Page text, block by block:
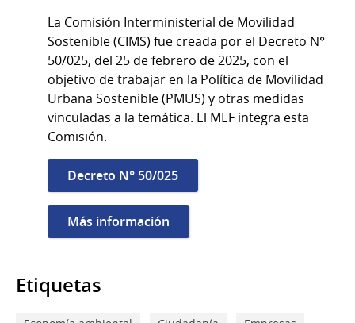
La Comisión Interministerial de Movilidad
Sostenible (CIMS) fue creada por el Decreto N°
50/025, del 25 de febrero de 2025, con el
objetivo de trabajar en la Política de Movilidad
Urbana Sostenible (PMUS) y otras medidas
vinculadas a la temática. El MEF integra esta
Comisión.
Decreto N° 50/025
Más información
Etiquetas